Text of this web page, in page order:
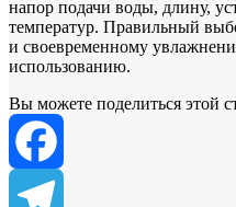
напор подачи воды, длину,
температур. Правильный
и своевременному
использованию.
Вы можете поделиться этой
Facebook